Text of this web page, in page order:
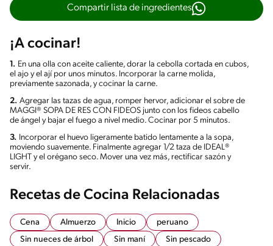
Compartir lista de ingredientes
¡A cocinar!
1. En una olla con aceite caliente, dorar la cebolla cortada en cubos,
el ajo y el ají por unos minutos. Incorporar la carne molida,
previamente sazonada, y cocinar la carne.
2. Agregar las tazas de agua, romper hervor, adicionar el sobre de
MAGGI® SOPA DE RES CON FIDEOS junto con los fideos cabello
de ángel y bajar el fuego a nivel medio. Cocinar por 5 minutos.
3. Incorporar el huevo ligeramente batido lentamente a la sopa,
moviendo suavemente. Finalmente agregar 1/2 taza de IDEAL®
LIGHT y el orégano seco. Mover una vez más, rectificar sazón y
servir.
Recetas de Cocina Relacionadas
Cena Almuerzo Inicio
peruano
Sin nueces de árbol
Sin maní
Sin pescado